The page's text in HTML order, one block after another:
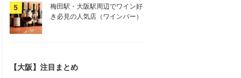
梅田駅・大阪駅周辺でワイン好
き必見の人気店（ワインバー）
【大阪】注目まとめ